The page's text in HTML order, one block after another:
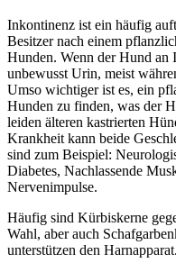
Inkontinenz ist ein häufig
Besitzer nach einem
Hunden. Wenn der Hund an
unbewusst Urin, meist
Umso wichtiger ist es, ein
Hunden zu finden, was der
leiden älteren kastrierten
Krankheit kann beide
sind zum Beispiel:
Diabetes, Nachlassende
Nervenimpulse.
Häufig sind Kürbiskerne
Wahl, aber auch
unterstützen den Harnapparat.